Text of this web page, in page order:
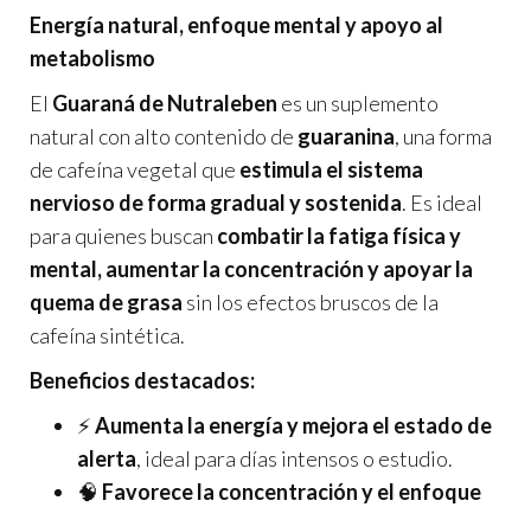
Energía natural, enfoque mental y apoyo al
metabolismo
El Guaraná de Nutraleben es un suplemento
natural con alto contenido de guaranina, una forma
de cafeína vegetal que estimula el sistema
nervioso de forma gradual y sostenida. Es ideal
para quienes buscan combatir la fatiga física y
mental, aumentar la concentración y apoyar la
quema de grasa sin los efectos bruscos de la
cafeína sintética.
Beneficios destacados:
⚡Aumenta la energía y mejora el estado de
alerta, ideal para días intensos o estudio.
🧠 Favorece la concentración y el enfoque